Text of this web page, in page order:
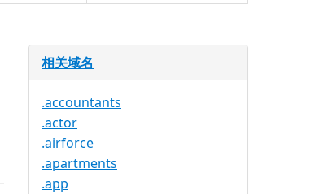
相关域名
.accountants
.actor
.airforce
.apartments
.app